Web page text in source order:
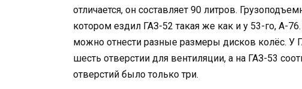
отличается, он составляет 90 литров.
котором ездил ГАЗ-52 такая же как и у 53-го, А-
можно отнести разные размеры дисков колёс.
шесть отверстии для вентиляции, а на ГАЗ-53
отверстий было только три.